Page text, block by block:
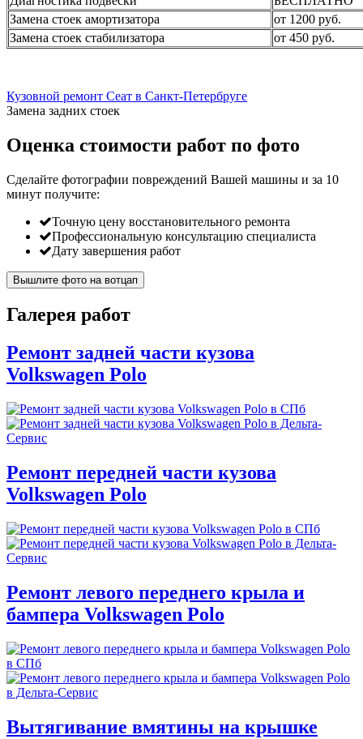
Замена стоек амортизатора
от 1200 руб.
Замена стоек стабилизатора
от 450 руб.
Кузовной ремонт Сеат в Санкт-Петербруге
Замена задних стоек
Оценка стоимости работ по фото
Сделайте фотографии повреждений Вашей машины и за 10
минут получите:
Точную цену восстановительного ремонта
Профессиональную консультацию специалиста
Дату завершения работ
Вышлите фото на вотцап
Галерея работ
Ремонт задней части кузова
Volkswagen Polo
Ремонт передней части кузова
Volkswagen Polo
Ремонт левого переднего крыла и
бампера Volkswagen Polo
Вытягивание вмятины на крышке